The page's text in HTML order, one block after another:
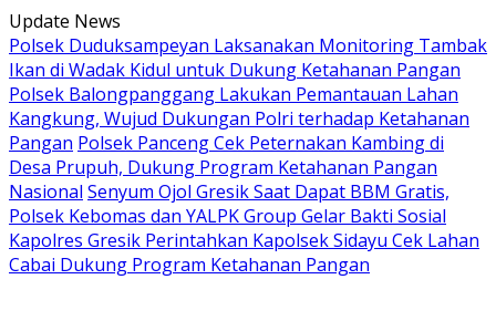
Langsung
ke
konten
Update News
Polsek Duduksampeyan Laksanakan Monitoring Tambak
Ikan di Wadak Kidul untuk Dukung Ketahanan Pangan
Polsek Balongpanggang Lakukan Pemantauan Lahan
Kangkung, Wujud Dukungan Polri terhadap Ketahanan
Pangan Polsek Panceng Cek Peternakan Kambing di
Desa Prupuh, Dukung Program Ketahanan Pangan
Nasional Senyum Ojol Gresik Saat Dapat BBM Gratis,
Polsek Kebomas dan YALPK Group Gelar Bakti Sosial
Kapolres Gresik Perintahkan Kapolsek Sidayu Cek Lahan
Cabai Dukung Program Ketahanan Pangan